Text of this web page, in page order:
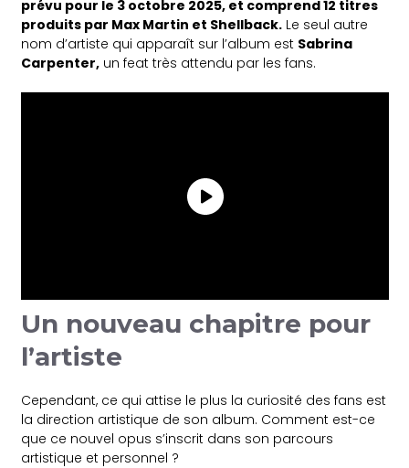
prévu pour le 3 octobre 2025, et comprend 12 titres
produits par Max Martin et Shellback. Le seul autre
nom d’artiste qui apparaît sur l’album est Sabrina
Carpenter, un feat très attendu par les fans.
Un nouveau chapitre pour
l’artiste
Cependant, ce qui attise le plus la curiosité des fans est
la direction artistique de son album. Comment est-ce
que ce nouvel opus s’inscrit dans son parcours
artistique et personnel ?